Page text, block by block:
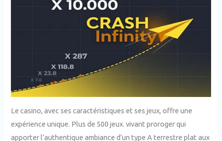
Le casino, avec ses caractéristiques et ses jeux, offre une
expérience unique. Plus de 500 jeux. vivant proroger qui
apporter l’authentique ambiance d’un type A terrestre plat aux